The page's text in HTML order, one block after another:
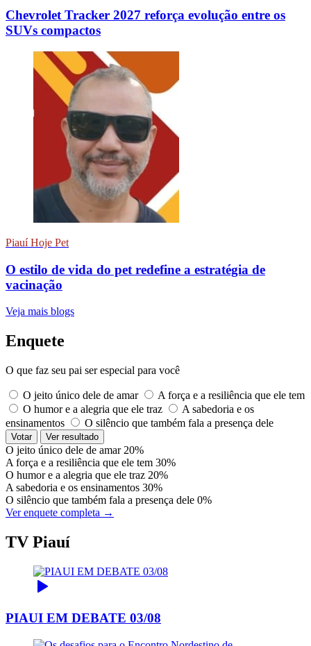
Chevrolet Tracker 2027 reforça evolução entre os
SUVs compactos
Piauí Hoje Pet
O estilo de vida do pet redefine a estratégia de
vacinação
Veja mais blogs
Enquete
O que faz seu pai ser especial para você
O jeito único dele de amar
A força e a resiliência que ele tem
O humor e a alegria que ele traz
A sabedoria e os
ensinamentos
O silêncio que também fala a presença dele
Votar Ver resultado
O jeito único dele de amar 20%
A força e a resiliência que ele tem 30%
O humor e a alegria que ele traz 20%
A sabedoria e os ensinamentos 30%
O silêncio que também fala a presença dele 0%
Ver enquete completa →
TV Piauí
PIAUI EM DEBATE 03/08